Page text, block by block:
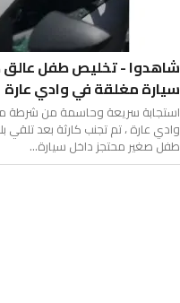
شاهدوا - تخليص طفل عالق
سيارة مغلقة في وادي عارة
استجابة سريعة وحاسمة من شرطة
وادي عارة ، تم تجنب كارثة بعد تلقي
طفل صغير محتجز داخل سيارة...